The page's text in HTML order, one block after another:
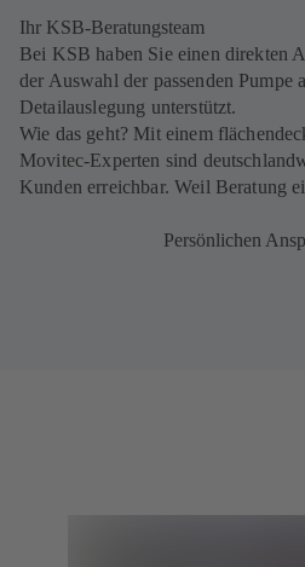
Ihr KSB-Beratungsteam
Bei KSB haben Sie einen direkten
der Auswahl der passenden Pumpe
Detailauslegung unterstützt.
Wie das geht? Mit einem
Movitec-Experten sind
Kunden erreichbar. Weil Beratung
Persönlichen